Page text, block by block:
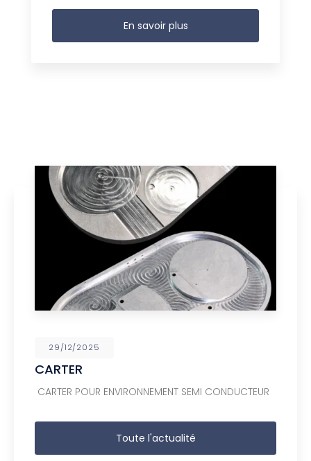
En savoir plus
29/12/2025
CARTER
CARTER POUR ENVIRONNEMENT SEMI CONDUCTEUR
Toute l'actualité